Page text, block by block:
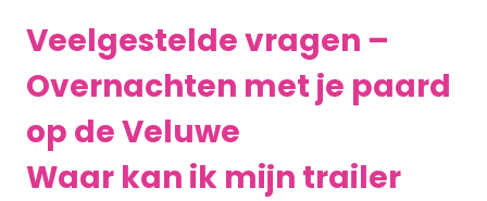
Veelgestelde vragen –
Overnachten met je paard
op de Veluwe
Waar kan ik mijn trailer